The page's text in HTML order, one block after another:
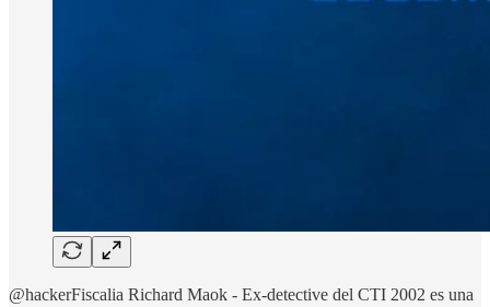
@hackerFiscalia Richard Maok - Ex-detective del CTI 2002 es una